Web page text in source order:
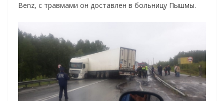
Benz, с травмами он доставлен в больницу Пышмы.